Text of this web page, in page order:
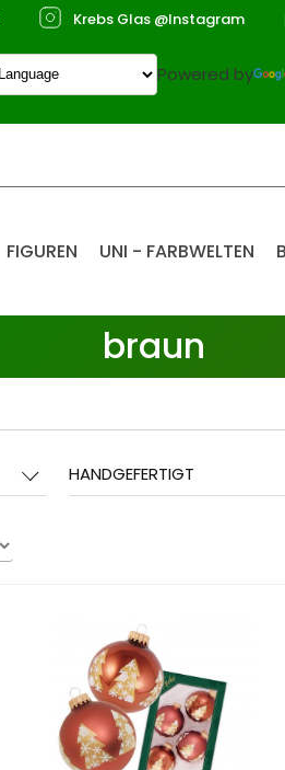
Krebs Glas @Instagram
Powered by
FIGUREN UNI - FARBWELTEN
braun
HANDGEFERTIGT